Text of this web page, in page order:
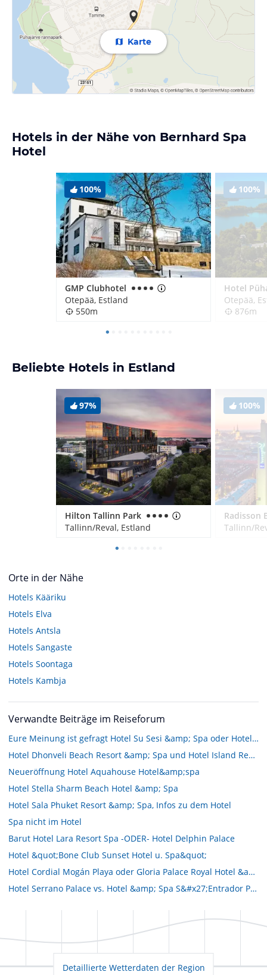
Karte
Hotels in der Nähe von Bernhard Spa
Hotel
100%
GMP Clubhotel
Otepää, Estland
550m
100%
Otepää,
876m
Beliebte Hotels in Estland
97%
Hilton Tallinn Park
Tallinn/Reval, Estland
100%
Tallinn/
Orte in der Nähe
Hotels Kääriku
Hotels Elva
Hotels Antsla
Hotels Sangaste
Hotels Soontaga
Hotels Kambja
Verwandte Beiträge im Reiseforum
Eure Meinung ist gefragt Hotel Su Sesi &amp; Spa oder Hotel Spice Spa
Hotel Dhonveli Beach Resort &amp; Spa und Hotel Island Resort &amp; Spa???
Neueröffnung Hotel Aquahouse Hotel&amp;spa
Hotel Stella Sharm Beach Hotel &amp; Spa
Hotel Sala Phuket Resort &amp; Spa, Infos zu dem Hotel
Spa nicht im Hotel
Barut Hotel Lara Resort Spa -ODER- Hotel Delphin Palace
Hotel &quot;Bone Club Sunset Hotel u. Spa&quot;
Hotel Cordial Mogán Playa oder Gloria Palace Royal Hotel &amp; Spa
Hotel Serrano Palace vs. Hotel &amp; Spa S&#x27;Entrador Playa
Detaillierte Wetterdaten der Region